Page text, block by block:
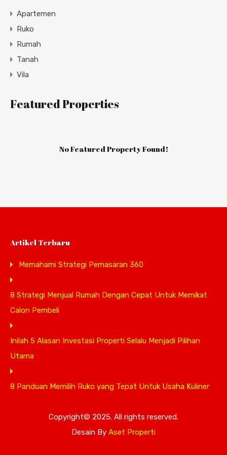
Apartemen
Ruko
Rumah
Tanah
Vila
Featured Properties
No Featured Property Found!
Artikel Terbaru
Memahami Strategi Pemasaran 360
8 Strategi Menjual Rumah Dengan Cepat Untuk Memikat
Calon Pembeli
Inilah 5 Alasan Investasi Properti Selalu Menjadi Pilihan
Utama
8 Panduan Memilih Ruko yang Tepat Untuk Usaha Kuliner
Copyright© 2025. All rights reserved.
Desain By Aset Properti